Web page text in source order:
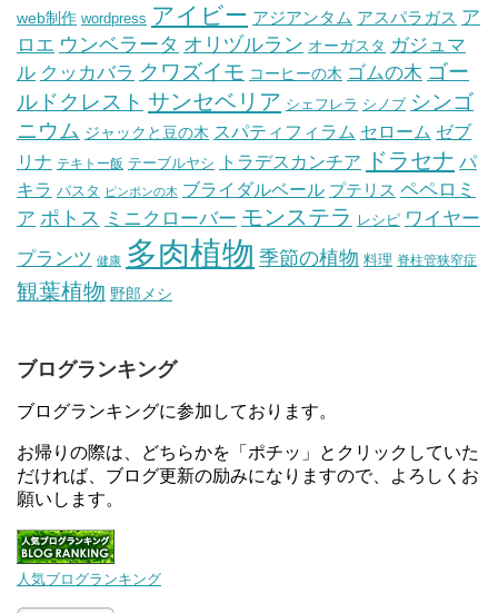
web制作 wordpress アイビー アジアンタム アスパラガス ア
ロエ ウンベラータ オリヅルラン オーガスタ ガジュマ
ル クッカバラ クワズイモ コーヒーの木 ゴムの木 ゴー
ルドクレスト サンセベリア シェフレラ シノブ シンゴ
ニウム ジャックと豆の木 スパティフィラム セローム ゼブ
リナ テキトー飯 テーブルヤシ トラデスカンチア ドラセナ パ
キラ パスタ ピンポンの木 ブライダルベール プテリス ペペロミ
ア ポトス ミニクローバー モンステラ レシピ ワイヤー
プランツ 健康 多肉植物 季節の植物 料理 脊柱管狭窄症
観葉植物 野郎メシ
ブログランキング
ブログランキングに参加しております。
お帰りの際は、どちらかを「ポチッ」とクリックしていた
だければ、ブログ更新の励みになりますので、よろしくお
願いします。
人気ブログランキング